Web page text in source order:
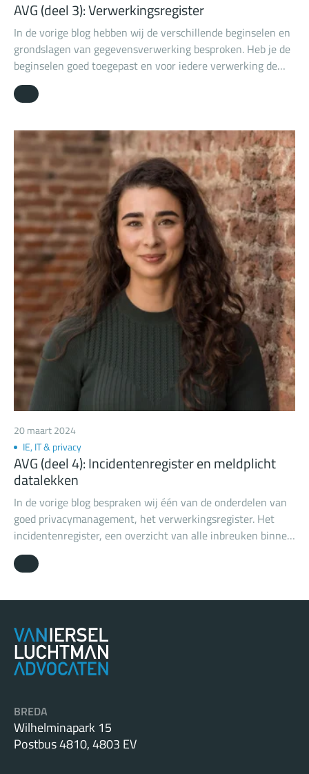
AVG (deel 3): Verwerkingsregister
In de vorige blog hebben wij de verschillende beginselen en
grondslagen van gegevensverwerking besproken. Heb je de
beginselen goed toegepast en voor iedere verwerking de
bijbehorende grondslag bepaald, dan wordt het tijd deze
verwerkingen op te nemen in het verwerkingsregister van
20 maart 2024
IE, IT & privacy
AVG (deel 4): Incidentenregister en meldplicht
datalekken
In de vorige blog bespraken wij één van de onderdelen van
goed privacymanagement, het verwerkingsregister. Het
incidentenregister, een overzicht van alle inbreuken binnen
een organisatie, is een ander essentieel onderdeel van
privacymanagement. Dit overzicht is essentieel omdat
inbreuk, ongeacht hoe goed de getroffen
voldoen aan de verantwoordingsplicht die geldt onder de
AVG. Heb jij er al één opgesteld?
BREDA
Wilhelminapark 15
Postbus 4810, 4803 EV